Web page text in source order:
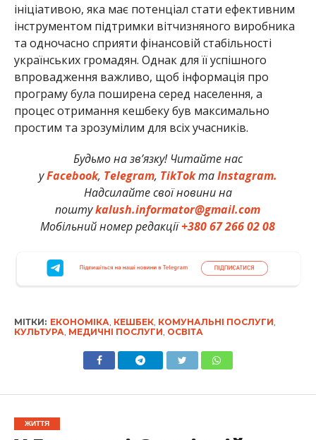
ініціативою, яка має потенціал стати ефективним
інструментом підтримки вітчизняного виробника
та одночасно сприяти фінансовій стабільності
українських громадян. Однак для її успішного
впровадження важливо, щоб інформація про
програму була поширена серед населення, а
процес отримання кешбеку був максимально
простим та зрозумілим для всіх учасників.
Будьмо на зв’язку! Читайте нас
уFacebook, Telegram, TikTokтаInstagram.
Надсилайте свої новини на
поштуkalush.informator@gmail.com
Мобільний номер редакції+380 67 266 02 08
МІТКИ: ЕКОНОМІКА КЕШБЕК, КОМУНАЛЬНІ ПОСЛУГИ
КУЛЬТУРА МЕДИЧНІ ПОСЛУГИ ОСВІТА
ЖИТТЯ